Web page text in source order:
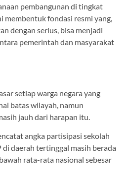
pembangunan di tingkat
membentuk fondasi resmi yang,
dengan serius, bisa menjadi
pemerintah dan masyarakat
setiap warga negara yang
batas wilayah, namun
jauh dari harapan itu.
angka partisipasi sekolah
di daerah tertinggal masih berada
rata-rata nasional sebesar